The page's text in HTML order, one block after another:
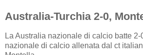
Australia-Turchia 2-0,
La Australia nazionale di calcio batte 2-
nazionale di calcio allenata dal ct